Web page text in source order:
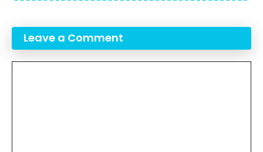
Leave a Comment